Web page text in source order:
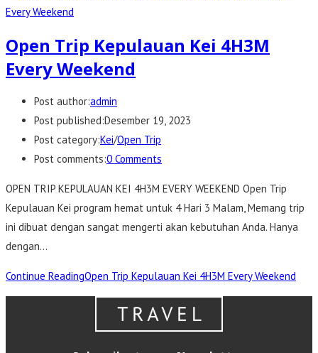
Open Trip Kepulauan Kei 4H3M
Every Weekend
Post author:admin
Post published:Desember 19, 2023
Post category:Kei/Open Trip
Post comments:0 Comments
OPEN TRIP KEPULAUAN KEI 4H3M EVERY WEEKEND Open Trip
Kepulauan Kei program hemat untuk 4 Hari 3 Malam, Memang trip
ini dibuat dengan sangat mengerti akan kebutuhan Anda. Hanya
dengan…
Continue ReadingOpen Trip Kepulauan Kei 4H3M Every Weekend